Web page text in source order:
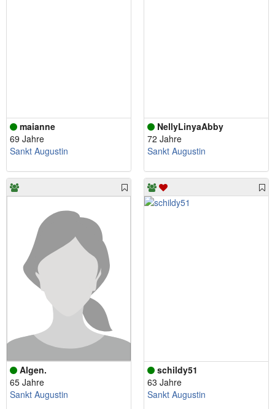
maianne
69 Jahre
Sankt Augustin
NellyLinyaAbby
72 Jahre
Sankt Augustin
Algen.
65 Jahre
Sankt Augustin
schildy51
63 Jahre
Sankt Augustin